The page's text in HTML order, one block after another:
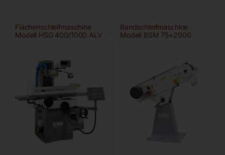
Flächenschleifmaschine
Modell HSG 400/1000 ALV
Bandschleifmaschine
Modell BSM 75×2000